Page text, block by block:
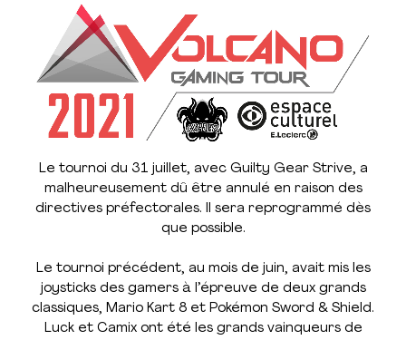
Le tournoi du 31 juillet, avec Guilty Gear Strive, a
malheureusement dû être annulé en raison des
directives préfectorales. Il sera reprogrammé dès
que possible.
Le tournoi précédent, au mois de juin, avait mis les
joysticks des gamers à l’épreuve de deux grands
classiques, Mario Kart 8 et Pokémon Sword & Shield.
Luck et Camix ont été les grands vainqueurs de